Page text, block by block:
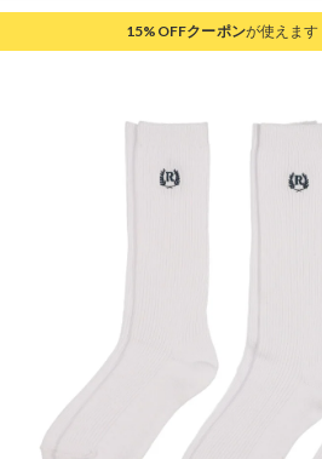
15%OFFクーポンが使えます